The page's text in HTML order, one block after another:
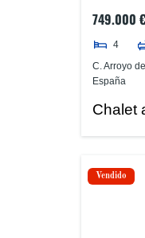
749.000
4
C. Arroyo
España
Chalet
Vendido